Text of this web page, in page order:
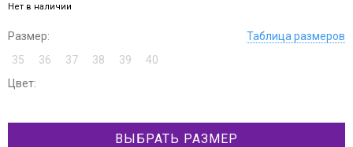
Нет в наличии
Размер:
Таблица размеров
35
36 37 38 39
40
Цвет:
ВЫБРАТЬ РАЗМЕР